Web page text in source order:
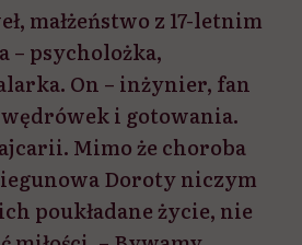
małżeństwo z 17-letnim
– psycholożka,
On – inżynier, fan
i gotowania.
Mimo że choroba
Doroty niczym
poukładane życie, nie